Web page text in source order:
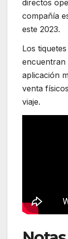
directos
compañía
este 2023.
Los
encuentran
aplicación
venta
viaje.